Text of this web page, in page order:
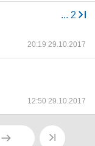
... 2
20:19 29.10.2017
12:50 29.10.2017